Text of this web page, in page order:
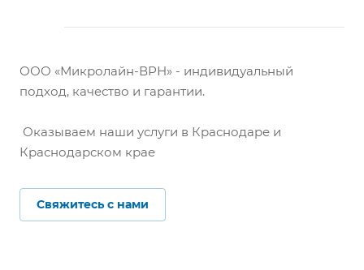
ООО «Микролайн-ВРН» - индивидуальный
подход, качество и гарантии.
Оказываем наши услуги в Краснодаре и
Краснодарском крае
Свяжитесь с нами